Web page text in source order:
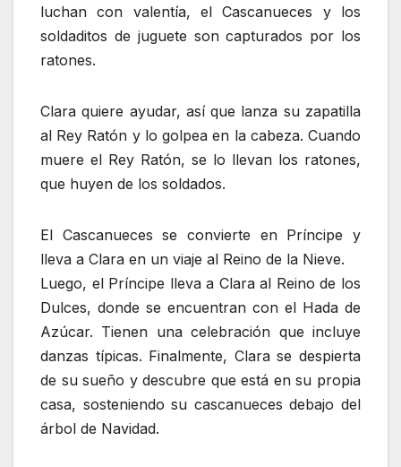
luchan con valentía, el Cascanueces y los
soldaditos de juguete son capturados por los
ratones.
Clara quiere ayudar, así que lanza su zapatilla
al Rey Ratón y lo golpea en la cabeza. Cuando
muere el Rey Ratón, se lo llevan los ratones,
que huyen de los soldados.
El Cascanueces se convierte en Príncipe y
lleva a Clara en un viaje al Reino de la Nieve.
Luego, el Príncipe lleva a Clara al Reino de los
Dulces, donde se encuentran con el Hada de
Azúcar. Tienen una celebración que incluye
danzas típicas. Finalmente, Clara se despierta
de su sueño y descubre que está en su propia
casa, sosteniendo su cascanueces debajo del
árbol de Navidad.